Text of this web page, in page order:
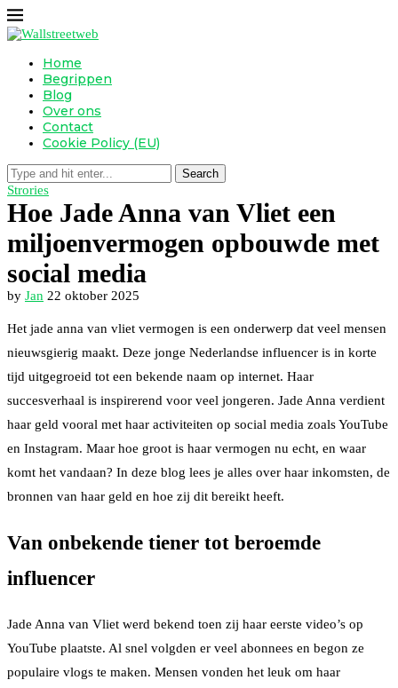
Home
Begrippen
Blog
Over ons
Contact
Cookie Policy (EU)
Search
Strories
Hoe Jade Anna van Vliet een
miljoenvermogen opbouwde met
social media
by Jan 22 oktober 2025
Het jade anna van vliet vermogen is een onderwerp dat veel mensen
nieuwsgierig maakt. Deze jonge Nederlandse influencer is in korte
tijd uitgegroeid tot een bekende naam op internet. Haar
succesverhaal is inspirerend voor veel jongeren. Jade Anna verdient
haar geld vooral met haar activiteiten op social media zoals YouTube
en Instagram. Maar hoe groot is haar vermogen nu echt, en waar
komt het vandaan? In deze blog lees je alles over haar inkomsten, de
bronnen van haar geld en hoe zij dit bereikt heeft.
Van onbekende tiener tot beroemde
influencer
Jade Anna van Vliet werd bekend toen zij haar eerste video’s op
YouTube plaatste. Al snel volgden er veel abonnees en begon ze
populaire vlogs te maken. Mensen vonden het leuk om haar